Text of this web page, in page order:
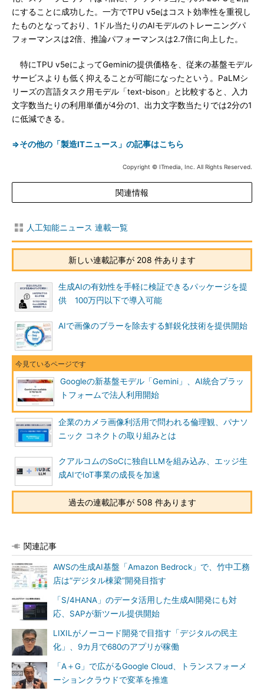
にすることに成功した。一方でTPU v5eはコスト効率性を重視し
たものとなっており、1ドル当たりのAIモデルのトレーニングパ
フォーマンスは2倍、推論パフォーマンスは2.7倍に向上した。
特にTPU v5eによってGeminiの提供価格を、従来の基盤モデル
サービスよりも低く抑えることが可能になったという。PaLMシ
リーズの言語タスク用モデル「text-bison」と比較すると、入力
文字数当たりの利用単価が4分の1、出力文字数当たりでは2分の1
に低減できる。
⇒その他の「製造ITニュース」の記事はこちら
Copyright © ITmedia, Inc. All Rights Reserved.
関連情報
人工知能ニュース 連載一覧
新しい連載記事が 208 件あります
生成AIの有効性を手軽に検証できるパッケージを提
供 100万円以下で導入可能
AIで画像のブラーを除去する鮮鋭化技術を提供開始
Googleの新基盤モデル「Gemini」、AI統合プラッ
トフォームで法人利用開始
企業のカメラ画像利活用で問われる倫理観、パナソ
ニック コネクトの取り組みとは
クアルコムのSoCに独自LLMを組み込み、エッジ生
成AIでIoT事業の成長を加速
過去の連載記事が 508 件あります
関連記事
AWSの生成AI基盤「Amazon Bedrock」で、竹中工務
店は“デジタル棟梁”開発目指す
「S/4HANA」のデータ活用した生成AI開発にも対
応、SAPが新ツール提供開始
LIXILがノーコード開発で目指す「デジタルの民主
化」、9カ月で680のアプリが稼働
「A＋G」で広がるGoogle Cloud、トランスフォーメ
ーションクラウドで変革を推進